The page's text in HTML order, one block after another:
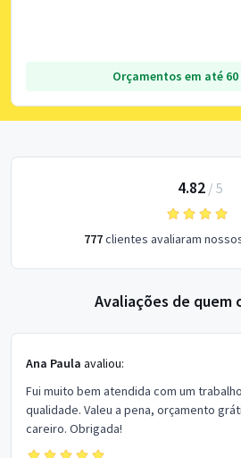
Orçamentos em até
4.82/ 5
777clientes avaliaram
Avaliações de quem
Ana Paula avaliou:
Fui muito bem atendida com um
qualidade. Valeu a pena, orçamento
careiro. Obrigada!